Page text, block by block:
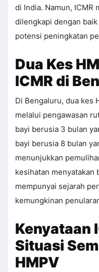
di India. Namun, ICMR
dilengkapi dengan
potensi peningkatan
Dua Kes
ICMR di
Di Bengaluru, dua kes
melalui pengawasan
bayi berusia 3 bulan
bayi berusia 8 bulan
menunjukkan
kesihatan menyatakan
mempunyai sejarah
kemungkinan
Kenyataan
Situasi
HMPV